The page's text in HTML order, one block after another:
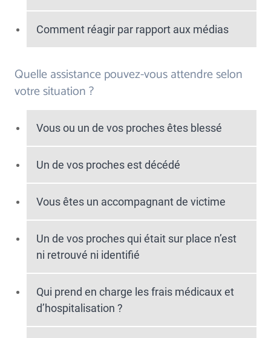
Comment réagir par rapport aux médias
Quelle assistance pouvez-vous attendre selon
votre situation ?
Vous ou un de vos proches êtes blessé
Un de vos proches est décédé
Vous êtes un accompagnant de victime
Un de vos proches qui était sur place n’est
ni retrouvé ni identifié
Qui prend en charge les frais médicaux et
d’hospitalisation ?